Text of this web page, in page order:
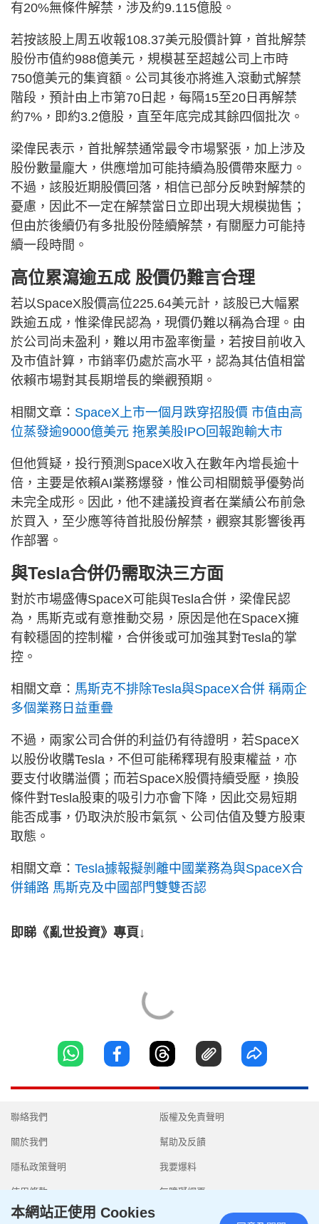
有20%無條件解禁，涉及約9.115億股。
若按該股上周五收報108.37美元股價計算，首批解禁
股份市值約988億美元，規模甚至超越公司上市時
750億美元的集資額。公司其後亦將進入滾動式解禁
階段，預計由上市第70日起，每隔15至20日再解禁
約7%，即約3.2億股，直至年底完成其餘四個批次。
梁偉民表示，首批解禁通常最令市場緊張，加上涉及
股份數量龐大，供應增加可能持續為股價帶來壓力。
不過，該股近期股價回落，相信已部分反映對解禁的
憂慮，因此不一定在解禁當日立即出現大規模拋售；
但由於後續仍有多批股份陸續解禁，有關壓力可能持
續一段時間。
高位累瀉逾五成 股價仍難言合理
若以SpaceX股價高位225.64美元計，該股已大幅累
跌逾五成，惟梁偉民認為，現價仍難以稱為合理。由
於公司尚未盈利，難以用市盈率衡量，若按目前收入
及市值計算，市銷率仍處於高水平，認為其估值相當
依賴市場對其長期增長的樂觀預期。
相關文章： SpaceX上市一個月跌穿招股價 市值由高
位蒸發逾9000億美元 拖累美股IPO回報跑輸大市
但他質疑，投行預測SpaceX收入在數年內增長逾十
倍，主要是依賴AI業務爆發，惟公司相關競爭優勢尚
未完全成形。因此，他不建議投資者在業績公布前急
於買入，至少應等待首批股份解禁，觀察其影響後再
作部署。
與Tesla合併仍需取決三方面
對於市場盛傳SpaceX可能與Tesla合併，梁偉民認
為，馬斯克或有意推動交易，原因是他在SpaceX擁
有較穩固的控制權，合併後或可加強其對Tesla的掌
控。
相關文章： 馬斯克不排除Tesla與SpaceX合併 稱兩企
多個業務日益重疊
不過，兩家公司合併的利益仍有待證明，若SpaceX
以股份收購Tesla，不但可能稀釋現有股東權益，亦
要支付收購溢價；而若SpaceX股價持續受壓，換股
條件對Tesla股東的吸引力亦會下降，因此交易短期
能否成事，仍取決於股市氣氛、公司估值及雙方股東
取態。
相關文章： Tesla據報擬剝離中國業務為與SpaceX合
併鋪路 馬斯克及中國部門雙雙否認
即睇《亂世投資》專頁↓
聯絡我們
關於我們
隱私政策聲明
使用條款
版權及免責聲明
幫助及反饋
我要爆料
無障礙網頁
本網站正使用 Cookies